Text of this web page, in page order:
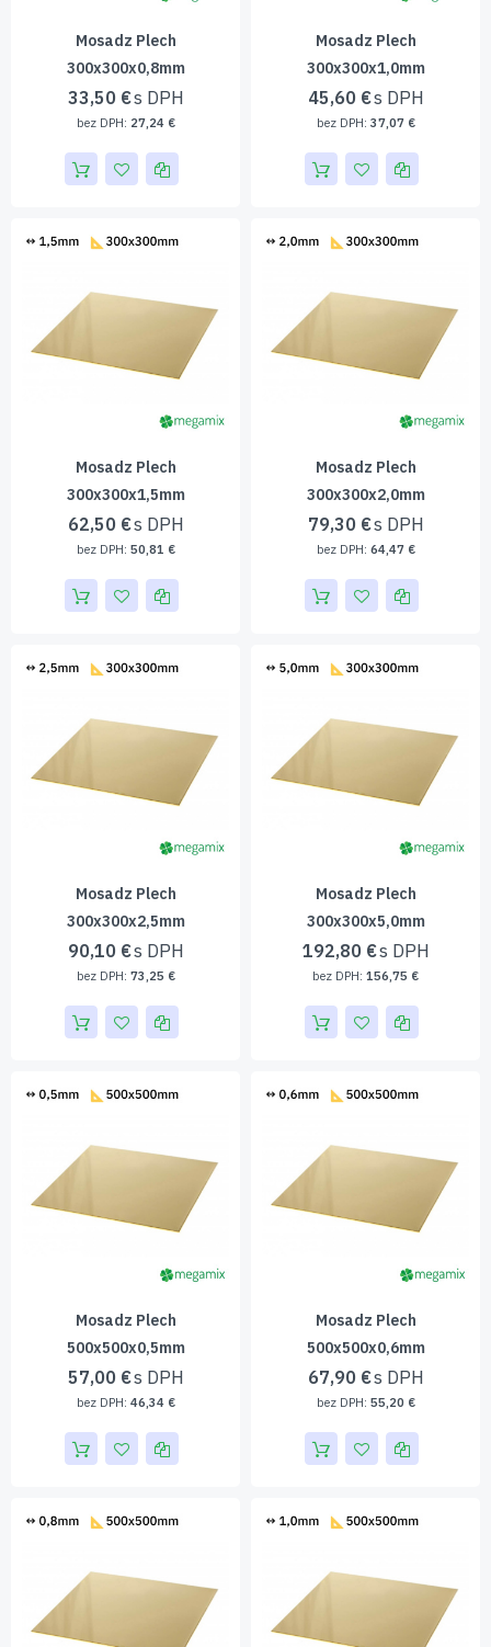
Mosadz Plech
300x300x0,8mm
33,50 €
27,24 €
Mosadz Plech
300x300x1,0mm
45,60 €
37,07 €
Mosadz Plech
300x300x1,5mm
62,50 €
50,81 €
Mosadz Plech
300x300x2,0mm
79,30 €
64,47 €
Mosadz Plech
300x300x2,5mm
90,10 €
73,25 €
Mosadz Plech
300x300x5,0mm
192,80 €
156,75 €
Mosadz Plech
500x500x0,5mm
57,00 €
46,34 €
Mosadz Plech
500x500x0,6mm
67,90 €
55,20 €